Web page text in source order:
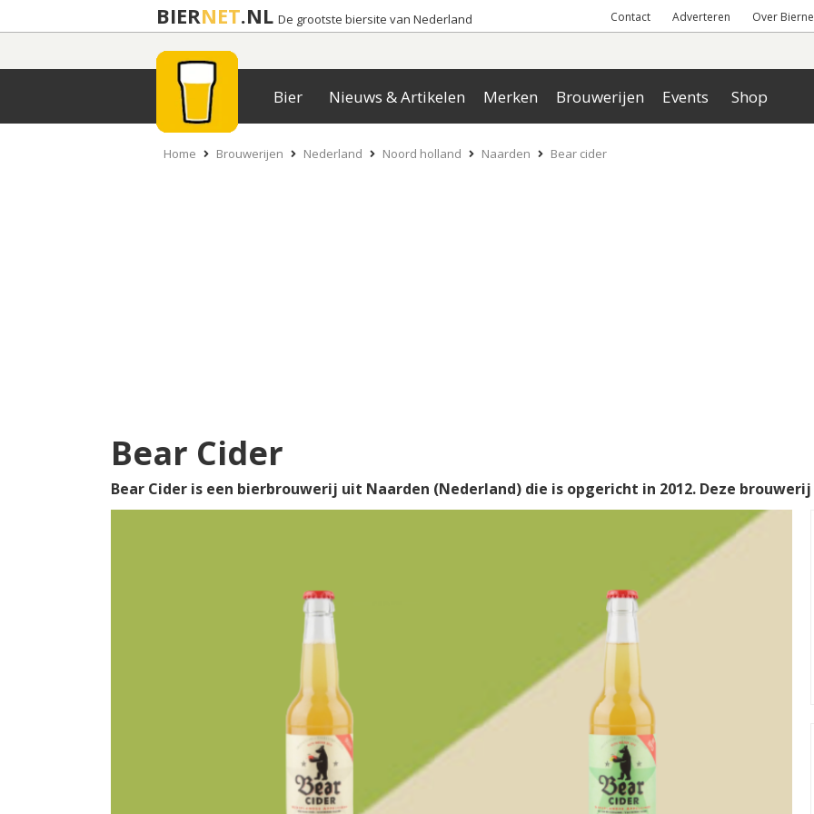
BIERNET.NL De grootste biersite van Nederland Contact Adverteren Over
Bier Nieuws & Artikelen Merken Brouwerijen Events Shop
Home Brouwerijen Nederland Noord holland Naarden Bear cider
Bear Cider
Bear Cider is een bierbrouwerij uit Naarden (Nederland) die is opgericht in 2012. Deze